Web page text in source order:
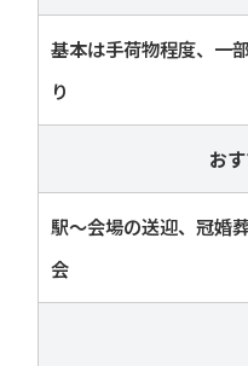
基本は手荷物程度、一
り
お
駅〜会場の送迎、冠婚
会